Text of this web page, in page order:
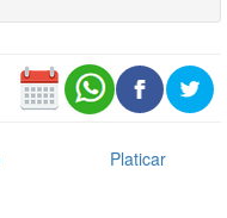
Platicar